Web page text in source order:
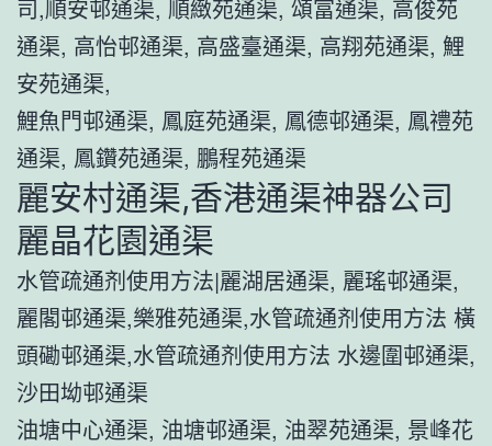
司,順安邨通渠, 順緻苑通渠, 頌富通渠, 高俊苑
通渠, 高怡邨通渠, 高盛臺通渠, 高翔苑通渠, 鯉
安苑通渠,
鯉魚門邨通渠, 鳳庭苑通渠, 鳳德邨通渠, 鳳禮苑
通渠, 鳳鑽苑通渠, 鵬程苑通渠
麗安村通渠,香港通渠神器公司
麗晶花園通渠
水管疏通剂使用方法|麗湖居通渠, 麗瑤邨通渠,
麗閣邨通渠,樂雅苑通渠,水管疏通剂使用方法 橫
頭磡邨通渠,水管疏通剂使用方法 水邊圍邨通渠,
沙田坳邨通渠
油塘中心通渠, 油塘邨通渠, 油翠苑通渠, 景峰花